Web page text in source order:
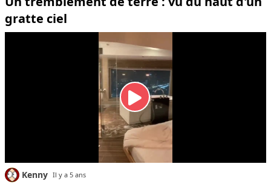
gratte ciel
Kenny Il y a 5 ans